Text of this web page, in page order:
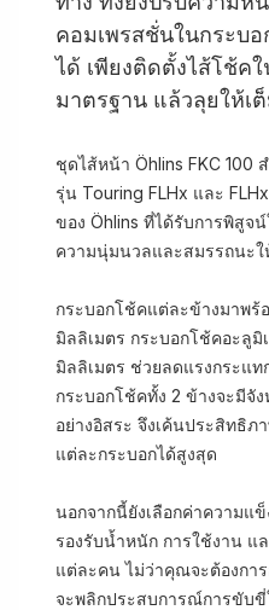
คอมเพรสชั่นในกระบ
ได้ เพียงติดตั้งไส้โช้ค
มาตรฐาน แล้วลุยให้เ
ชุดไส้หน้า Öhlins FKC 100
รุ่น Touring FLHx และ
ของ Öhlins ที่ได้รับการพิสูจ
ความนุ่มนวลและสมรรถนะ
กระบอกโช้คแต่ละข้างมาพ
มิลลิเมตร กระบอกโช้คอะลู
มิลลิเมตร ช่วยลดแรงกระแท
กระบอกโช้คทั้ง 2 ข้างจะมีจั
อย่างอิสระ จึงเค้นประสิทธิภ
แต่ละกระบอกได้สูงสุด
นอกจากนี้ยังเลือกค่าความแ
รองรับน้ำหนัก การใช้งาน
แต่ละคน ไม่ว่าคุณจะต้องกา
จะพลิกประสบการณ์การขับ